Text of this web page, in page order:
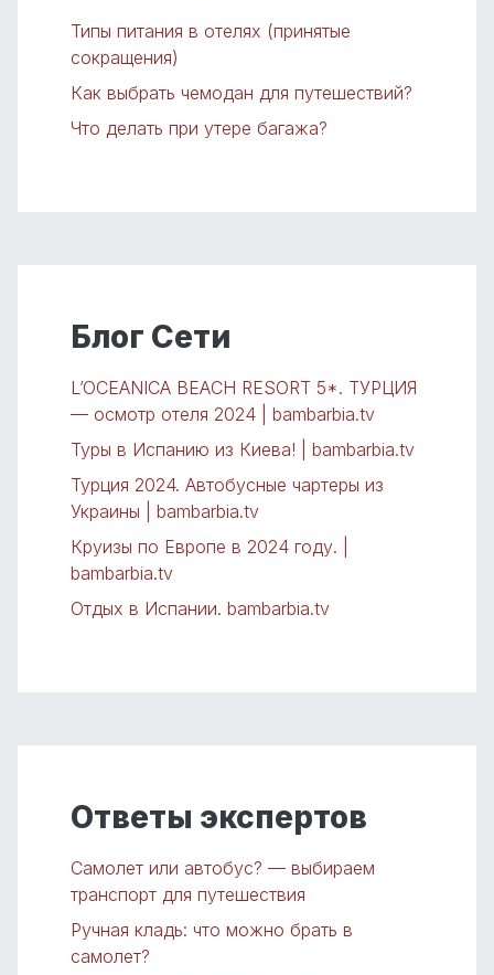
Типы питания в отелях (принятые
сокращения)
Как выбрать чемодан для путешествий?
Что делать при утере багажа?
Блог Сети
L’OCEANICA BEACH RESORT 5*. ТУРЦИЯ
— осмотр отеля 2024 | bambarbia.tv
Туры в Испанию из Киева! | bambarbia.tv
Турция 2024. Автобусные чартеры из
Украины | bambarbia.tv
Круизы по Европе в 2024 году. |
bambarbia.tv
Отдых в Испании. bambarbia.tv
Ответы экспертов
Самолет или автобус? — выбираем
транспорт для путешествия
Ручная кладь: что можно брать в
самолет?